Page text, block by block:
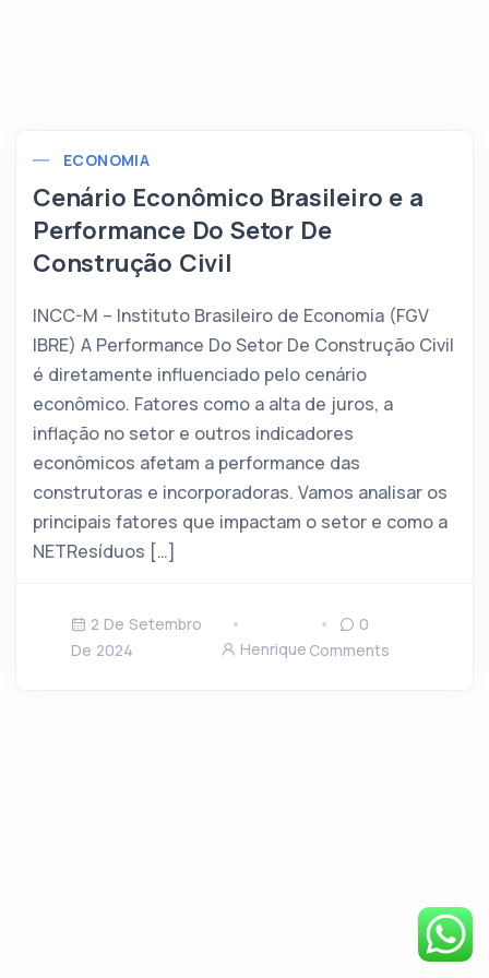
ECONOMIA
Cenário Econômico Brasileiro e a
Performance Do Setor De
Construção Civil
INCC-M – Instituto Brasileiro de Economia (FGV
IBRE) A Performance Do Setor De Construção Civil
é diretamente influenciado pelo cenário
econômico. Fatores como a alta de juros, a
inflação no setor e outros indicadores
econômicos afetam a performance das
construtoras e incorporadoras. Vamos analisar os
principais fatores que impactam o setor e como a
NETResíduos […]
2 De Setembro
De 2024
Henrique
0
Comments